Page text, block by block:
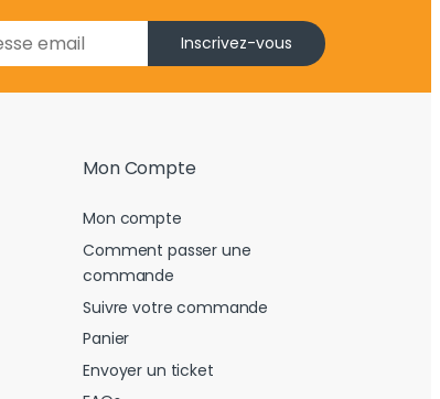
Inscrivez-vous
Mon Compte
Mon compte
Comment passer une
commande
Suivre votre commande
Panier
Envoyer un ticket